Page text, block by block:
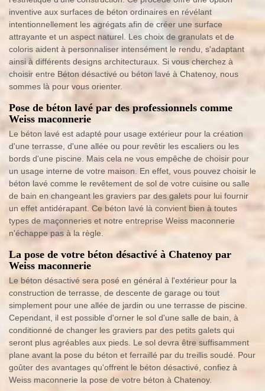
inventive aux surfaces de béton ordinaires en révélant
intentionnellement les agrégats afin de créer une surface
attrayante et un aspect naturel. Les choix de granulats et de
coloris aident à personnaliser intensément le rendu, s'adaptant
ainsi à différents designs architecturaux. Si vous cherchez à
choisir entre Béton désactivé ou béton lavé à Chatenoy, nous
sommes là pour vous orienter.
Pose de béton lavé par des professionnels comme
Weiss maconnerie
Le béton lavé est adapté pour usage extérieur pour la création
d'une terrasse, d'une allée ou pour revêtir les escaliers ou les
bords d'une piscine. Mais cela ne vous empêche de choisir pour
un usage interne de votre maison. En effet, vous pouvez choisir le
béton lavé comme le revêtement de sol de votre cuisine ou salle
de bain en changeant les graviers par des galets pour lui fournir
un effet antidérapant. Ce béton lavé là convient bien à toutes
types de maçonneries et notre entreprise Weiss maconnerie
n'échappe pas à la règle.
La pose de votre béton désactivé à Chatenoy par
Weiss maconnerie
Le béton désactivé sera posé en général à l'extérieur pour la
construction de terrasse, de descente de garage ou tout
simplement pour une allée de jardin ou une terrasse de piscine.
Cependant, il est possible d'orner le sol d'une salle de bain, à
conditionné de changer les graviers par des petits galets qui
seront plus agréables aux pieds. Le sol devra être suffisamment
plane avant la pose du béton et ferraillé par du treillis soudé. Pour
goûter des avantages qu'offrent le béton désactivé, confiez à
Weiss maconnerie la pose de votre béton à Chatenoy.